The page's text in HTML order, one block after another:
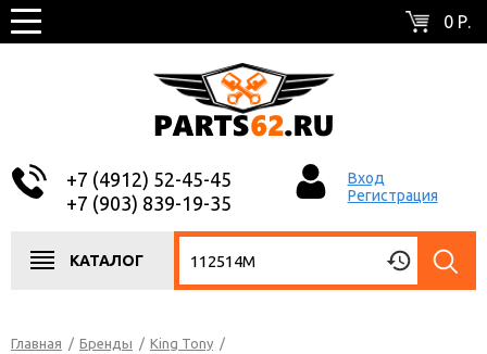
0 Р.
+7 (4912) 52-45-45
+7 (903) 839-19-35
Вход
Регистрация
КАТАЛОГ
Главная / Бренды / King Tony /